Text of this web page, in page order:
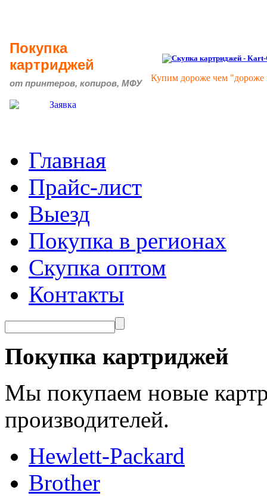
Покупка
картриджей
от принтеров, копиров, МФУ
Купим дороже чем
Главная
Прайс-лист
Выезд
Покупка в регионах
Скупка оптом
Контакты
Покупка картриджей
Мы покупаем новые
производителей.
Hewlett-Packard
Brother